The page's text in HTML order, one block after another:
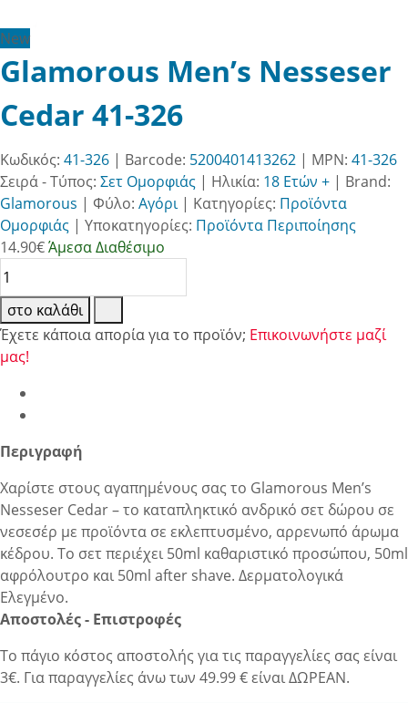
New
Glamorous Men’s Nesseser
Cedar 41-326
Κωδικός: 41-326 | Barcode: 5200401413262 | MPN: 41-326
Σειρά - Τύπος: Σετ Ομορφιάς | Ηλικία: 18 Ετών + | Brand:
Glamorous | Φύλο: Αγόρι| Κατηγορίες: Προϊόντα
Ομορφιάς | Υποκατηγορίες: Προϊόντα Περιποίησης
14.90€Άμεσα Διαθέσιμο
στο καλάθι
Έχετε κάποια απορία για το προϊόν; Επικοινωνήστε μαζί
μας!
Περιγραφή
Χαρίστε στους αγαπημένους σας το Glamorous Men’s
Nesseser Cedar – το καταπληκτικό ανδρικό σετ δώρου σε
νεσεσέρ με προϊόντα σε εκλεπτυσμένο, αρρενωπό άρωμα
κέδρου. Το σετ περιέχει 50ml καθαριστικό προσώπου, 50ml
αφρόλουτρο και 50ml after shave. Δερματολογικά
Ελεγμένο.
Αποστολές - Επιστροφές
Το πάγιο κόστος αποστολής για τις παραγγελίες σας είναι
3€. Για παραγγελίες άνω των 49.99 € είναι ΔΩΡΕΑΝ.